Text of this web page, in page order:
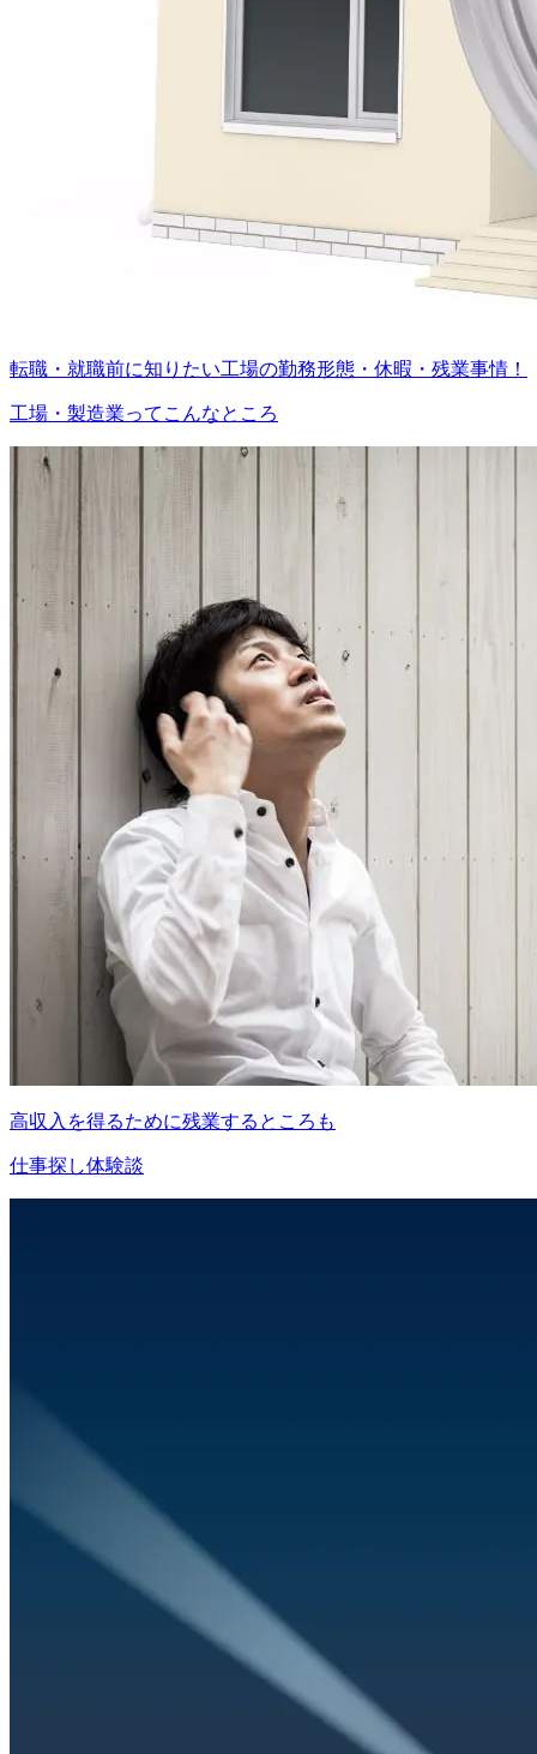
転職・就職前に知りたい工場の勤務形態・休暇・残業事情！
工場・製造業ってこんなところ
高収入を得るために残業するところも
仕事探し体験談